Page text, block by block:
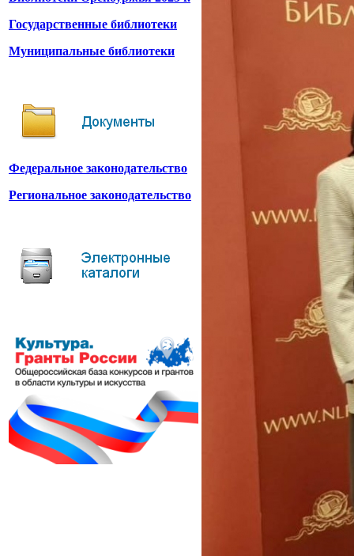
Государственные библиотеки
Муниципальные библиотеки
Федеральное законодательство
Региональное законодательство